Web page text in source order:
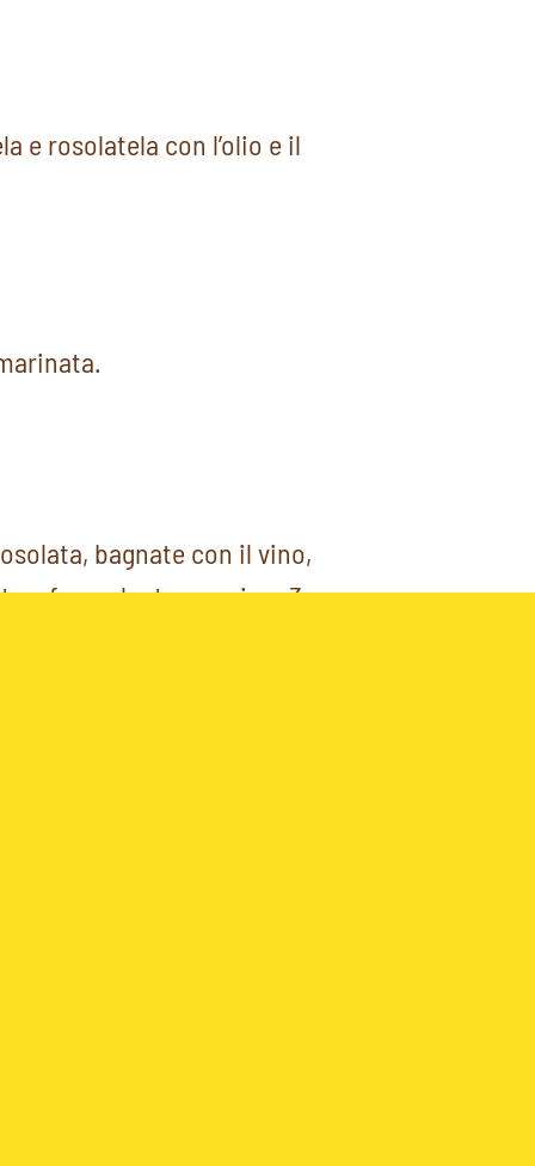
e rosolatela con l’olio e il
bagnate con il vino,
a fuoco lento per circa 3 ore.